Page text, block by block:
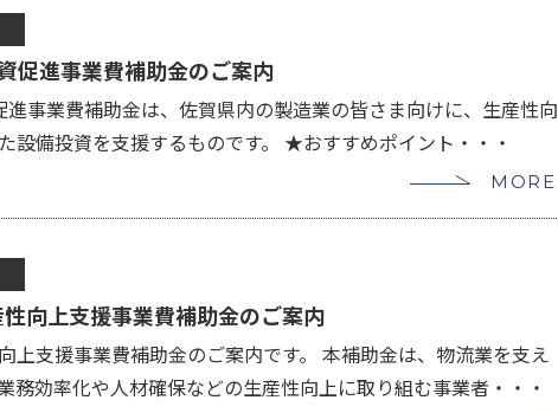
促進事業費補助金のご案内
事業費補助金は、佐賀県内の製造業の皆さま向けに、生産性向
設備投資を支援するものです。 ★おすすめポイント・・・
MORE
向上支援事業費補助金のご案内
上支援事業費補助金のご案内です。 本補助金は、物流業を支え
務効率化や人材確保などの生産性向上に取り組む事業者・・・